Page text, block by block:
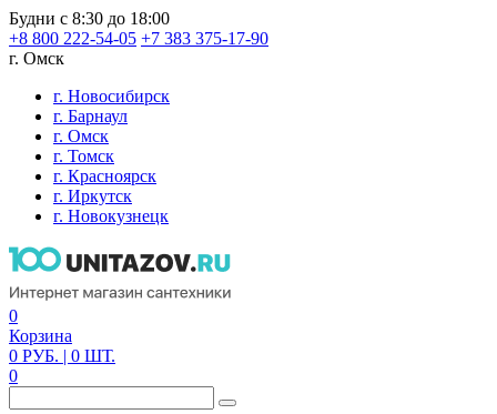
Будни с 8:30 до 18:00
+8 800 222-54-05 +7 383 375-17-90
г. Омск
г. Новосибирск
г. Барнаул
г. Омск
г. Томск
г. Красноярск
г. Иркутск
г. Новокузнецк
0
Корзина
0 РУБ. | 0 ШТ.
0